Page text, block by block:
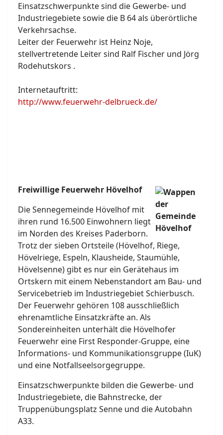
Einsatzschwerpunkte sind die Gewerbe- und
Industriegebiete sowie die B 64 als überörtliche
Verkehrsachse.
Leiter der Feuerwehr ist Heinz Noje,
stellvertretende Leiter sind Ralf Fischer und Jörg
Rodehutskors .
Internetauftritt:
http://www.feuerwehr-delbrueck.de/
Freiwillige Feuerwehr Hövelhof
Die Sennegemeinde Hövelhof mit
ihren rund 16.500 Einwohnern liegt
im Norden des Kreises Paderborn.
Trotz der sieben Ortsteile (Hövelhof, Riege,
Hövelriege, Espeln, Klausheide, Staumühle,
Hövelsenne) gibt es nur ein Gerätehaus im
Ortskern mit einem Nebenstandort am Bau- und
Servicebetrieb im Industriegebiet Schierbusch.
Der Feuerwehr gehören 108 ausschließlich
ehrenamtliche Einsatzkräfte an. Als
Sondereinheiten unterhält die Hövelhofer
Feuerwehr eine First Responder-Gruppe, eine
Informations- und Kommunikationsgruppe (IuK)
und eine Notfallseelsorgegruppe.
Einsatzschwerpunkte bilden die Gewerbe- und
Industriegebiete, die Bahnstrecke, der
Truppenübungsplatz Senne und die Autobahn
A33.